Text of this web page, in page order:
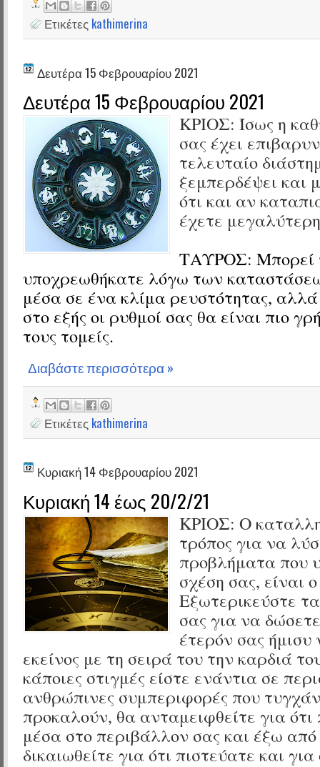
Ετικέτες kathimerina
Δευτέρα 15 Φεβρουαρίου 2021
Δευτέρα 15 Φεβρουαρίου 2021
ΚΡΙΟΣ: Ίσως η
σας έχει
τελευταίο
ξεμπερδέψει
ότι και αν
έχετε
ΤΑΥΡΟΣ: Μπορεί
υποχρεωθήκατε λόγω των
μέσα σε ένα κλίμα ρευστότητας,
στο εξής οι ρυθμοί σας θα είναι πιο
τους τομείς.
Διαβάστε περισσότερα »
Ετικέτες kathimerina
Κυριακή 14 Φεβρουαρίου 2021
Κυριακή 14 έως 20/2/21
ΚΡΙΟΣ: Ο
τρόπος για να
προβλήματα που
σχέση σας, είναι
Εξωτερικεύστε
σας για να
έτερόν σας ήμισυ
εκείνος με τη σειρά του την καρδιά
κάποιες στιγμές είστε ενάντια σε
ανθρώπινες συμπεριφορές που
προκαλούν, θα ανταμειφθείτε για
μέσα στο περιβάλλον σας και έξω
δικαιωθείτε για ότι πιστεύατε και